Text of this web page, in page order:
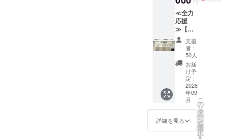
ジアム
公式
ペー
パーク
ラフト
細か
い看板
部分に
までこ
だわっ
た2025
年11月
にでき
たばか
りの公
式ペー
パーク
お断り
いたし
ます。
②サン
クスレ
ター
※書体は
統一書
体とい
たしま
す。 ※
メッ
セージ
と名称
などの
間隔
や、改
行など
いただ
く場合
名・連
名、ま
たは
メッ
セージ
に限り
ます。
（法
人、自
治体、
または
実在す
（競技
団体・
くださ
い。 ※
推奨３
段30文
字以
内。文
字数に
よって
は文字
が小さ
くなる
ことが
ござい
ます。
※掲出名
ポーツ
パーク
営業終
了まで
掲出方
法：ク
ラブハ
ウス入
口正
面、芳
名板に
個人名
を掲
出。 ※
６文字
≪全力
応援
≫【御
芳名・
個人プ
ラン・
コー
ヒー券
付】 ①
クラブ
ハウス
正面に
御芳名
させて
いただ
支援
者：
50人
お届
け予
定：
2026
年09
月
詳細を見る
こ
の
リ
タ
ー
ン
を
選
択
す